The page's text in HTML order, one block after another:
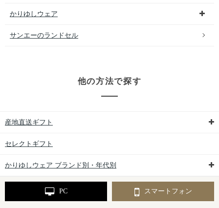
かりゆしウェア
サンエーのランドセル
他の方法で探す
産地直送ギフト
セレクトギフト
かりゆしウェア ブランド別・年代別
PC スマートフォン